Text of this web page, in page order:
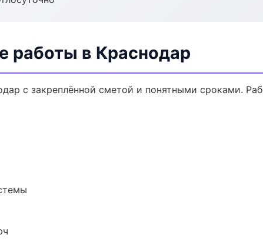
работы в Краснодар
с закреплённой сметой и понятными сроками.